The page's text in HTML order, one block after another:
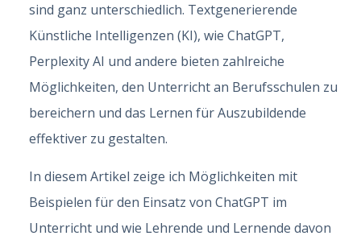
sind ganz unterschiedlich. Textgenerierende
Künstliche Intelligenzen (KI), wie ChatGPT,
Perplexity AI und andere bieten zahlreiche
Möglichkeiten, den Unterricht an Berufsschulen zu
bereichern und das Lernen für Auszubildende
effektiver zu gestalten.
In diesem Artikel zeige ich Möglichkeiten mit
Beispielen für den Einsatz von ChatGPT im
Unterricht und wie Lehrende und Lernende davon